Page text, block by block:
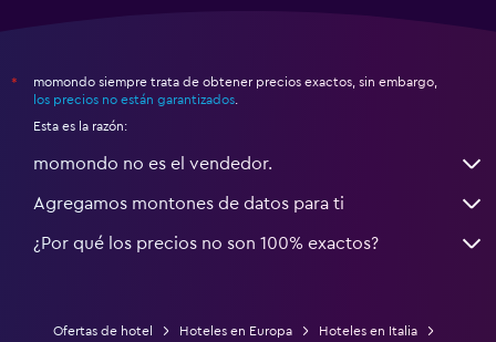
*
momondo siempre trata de obtener precios exactos, sin embargo,
los precios no están garantizados
Esta es la razón:
momondo no es el vendedor.
Agregamos montones de datos para ti
¿Por qué los precios no son 100% exactos?
Ofertas de hotel Hoteles en Europa
Hoteles en Italia